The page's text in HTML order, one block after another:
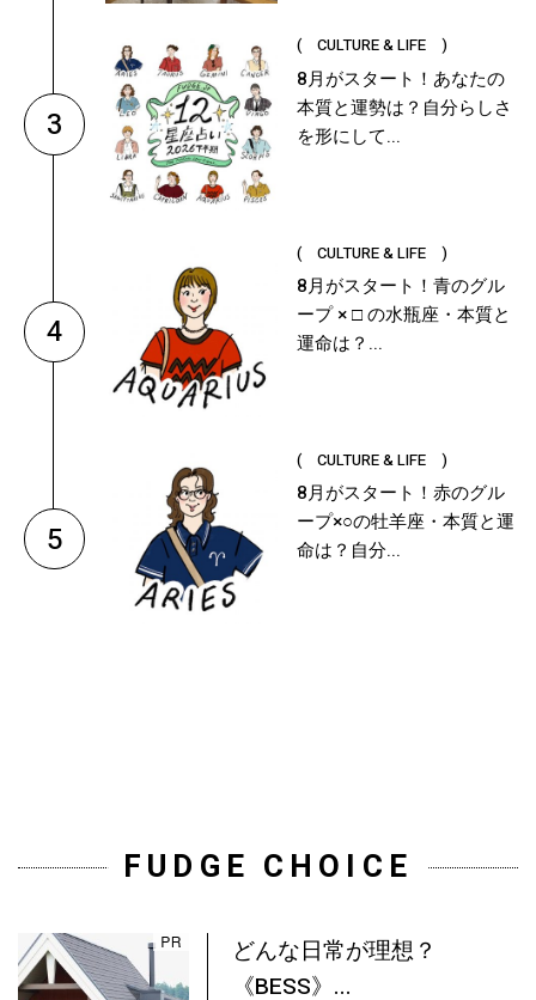
3
( CULTURE & LIFE )
8月がスタート！あなたの
本質と運勢は？自分らしさ
を形にして...
4
( CULTURE & LIFE )
8月がスタート！青のグル
ープ × □ の水瓶座・本質と
運命は？...
5
( CULTURE & LIFE )
8月がスタート！赤のグル
ープ×○の牡羊座・本質と運
命は？自分...
FUDGE CHOICE
どんな日常が理想？
《BESS》...